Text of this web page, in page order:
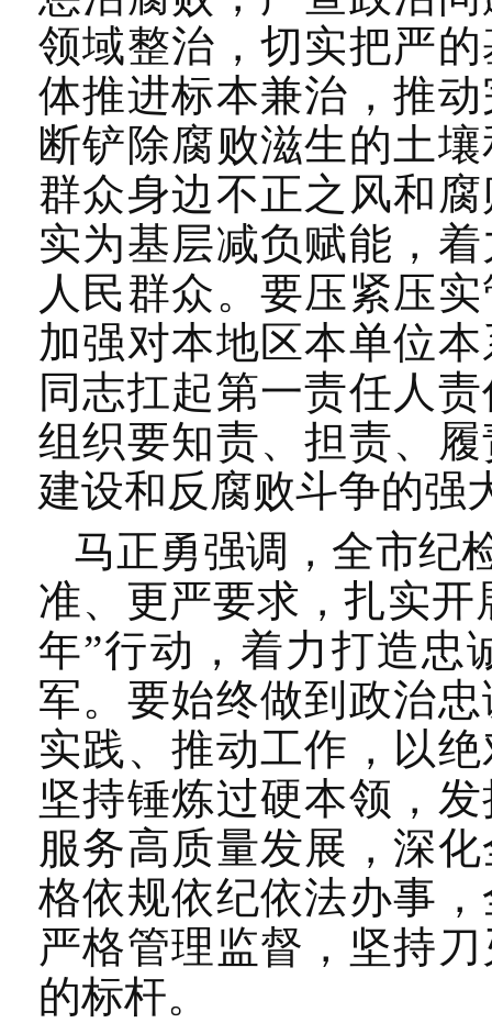
领域整治，切实把严
体推进标本兼治，推
断铲除腐败滋生的土
群众身边不正之风和
实为基层减负赋能，
人民群众。要压紧压
加强对本地区本单位
同志扛起第一责任人
组织要知责、担责、
建设和反腐败斗争的强
马正勇强调，全市纪
准、更严要求，扎实
年”行动，着力打造忠
军。要始终做到政治
实践、推动工作，以
坚持锤炼过硬本领，
服务高质量发展，深
格依规依纪依法办事
严格管理监督，坚持
的标杆。